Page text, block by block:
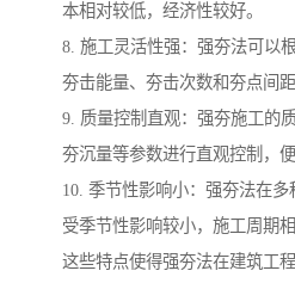
本相对较低，经济性较好。
8. 施工灵活性强：强夯法可以
夯击能量、夯击次数和夯点间
9. 质量控制直观：强夯施工的
夯沉量等参数进行直观控制，
10. 季节性影响小：强夯法在多
受季节性影响较小，施工周期相
这些特点使得强夯法在建筑工